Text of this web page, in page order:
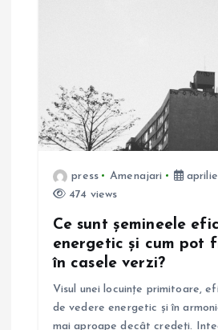
press Amenajari
474 views
Ce sunt șemineele
energetic și cum pot
în casele verzi?
Visul unei locuințe primitoare,
de vedere energetic și în
mai aproape decât credeți.